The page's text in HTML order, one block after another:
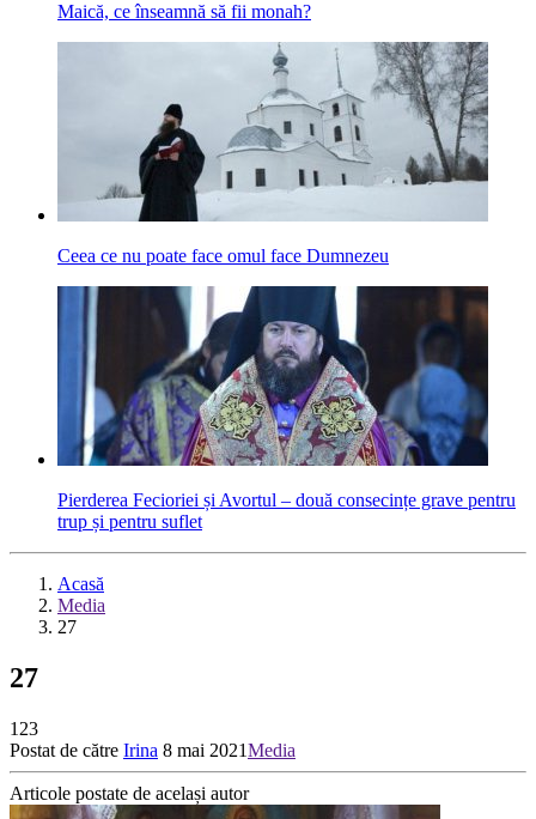
Maică, ce înseamnă să fii monah?
Ceea ce nu poate face omul face Dumnezeu
Pierderea Fecioriei și Avortul – două consecințe grave pentru
trup și pentru suflet
Acasă
Media
27
27
123
Postat de către Irina 8 mai 2021Media
Articole postate de același autor